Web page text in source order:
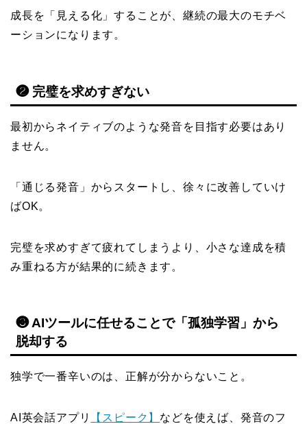
成長を「見える化」することが、継続の最大のモチベ
ーションになります。
❷ 完璧を求めすぎない
最初からネイティブのような発音を目指す必要はあり
ません。
「通じる発音」からスタートし、徐々に改善していけ
ばOK。
完璧を求めすぎて疲れてしまうより、小さな達成を積
み重ねる方が結果的に続きます。
❸ AIツールに任せることで「孤独学習」から
脱却する
独学で一番辛いのは、正解が分からないこと。
AI英会話アプリ 【スピーク】 などを使えば、発音のフ